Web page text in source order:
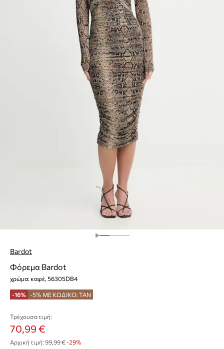
Bardot
Φόρεμα Bardot
χρώμα: καφέ, 56305DB4
-16% -5% ΜΕ ΚΩΔΙΚΟ: TAN
Τρέχουσα τιμή:
70,99 €
Αρχική τιμή: 99,99 €-29%